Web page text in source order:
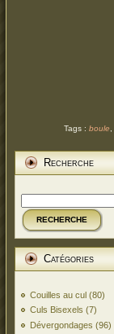
Tags : boule
Recherche
RECHERCHE
Catégories
Couilles au cul (80)
Culs Bisexels (7)
Dévergondages (96)